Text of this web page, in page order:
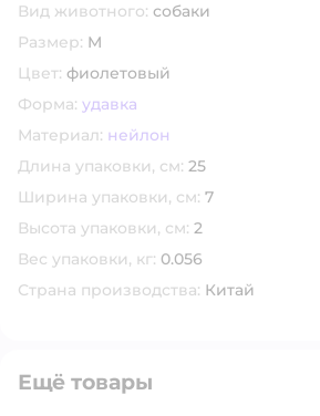
Вид животного: собаки
Размер: M
Цвет: фиолетовый
Форма: удавка
Материал: нейлон
Длина упаковки, см: 25
Ширина упаковки, см: 7
Высота упаковки, см: 2
Вес упаковки, кг: 0.056
Страна производства: Китай
Ещё товары